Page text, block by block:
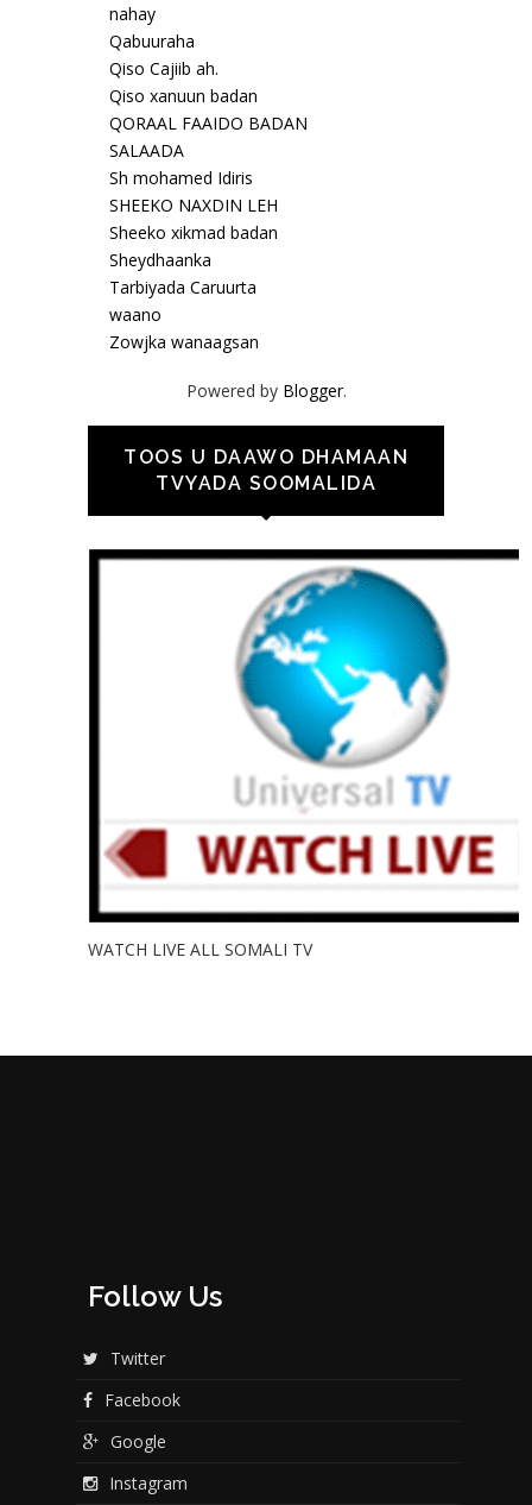
nahay
Qabuuraha
Qiso Cajiib ah.
Qiso xanuun badan
QORAAL FAAIDO BADAN
SALAADA
Sh mohamed Idiris
SHEEKO NAXDIN LEH
Sheeko xikmad badan
Sheydhaanka
Tarbiyada Caruurta
waano
Zowjka wanaagsan
Powered by Blogger.
TOOS U DAAWO DHAMAAN
TVYADA SOOMALIDA
WATCH LIVE ALL SOMALI TV
Follow Us
Twitter
Facebook
Google
Instagram